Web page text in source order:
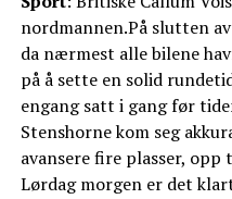
nordmannen.På slutten
da nærmest alle bilene
på å sette en solid
engang satt i gang før
Stenshorne kom seg
avansere fire plasser, opp
Lørdag morgen er det